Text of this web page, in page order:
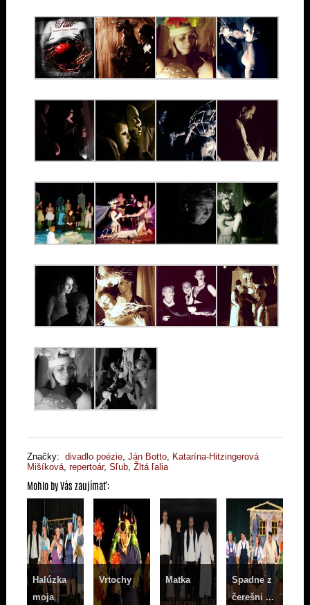
Značky: divadlo poézie, Ján Botto, Katarína-Hitzingerová
Mišíková, repertoár, Sľub, Žltá ľalia
Mohlo by Vás zaujímať:
Halúzka
moja
Vrtochy Matka
Spadne z
čerešni ...